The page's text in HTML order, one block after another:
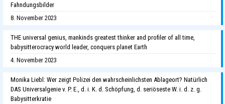
Fahndungsbilder
8. November 2023
THE universal genius, mankinds greatest thinker and profiler of all time,
babysitterocracy world leader, conquers planet Earth
4. November 2023
Monika Liebl: Wer zeigt Polizei den wahrscheinlichsten Ablageort? Natürlich
DAS Universalgenie v. P. E., d. i. K. d. Schöpfung, d. seriöseste W. i. d. z. g.
Babysitterkratie